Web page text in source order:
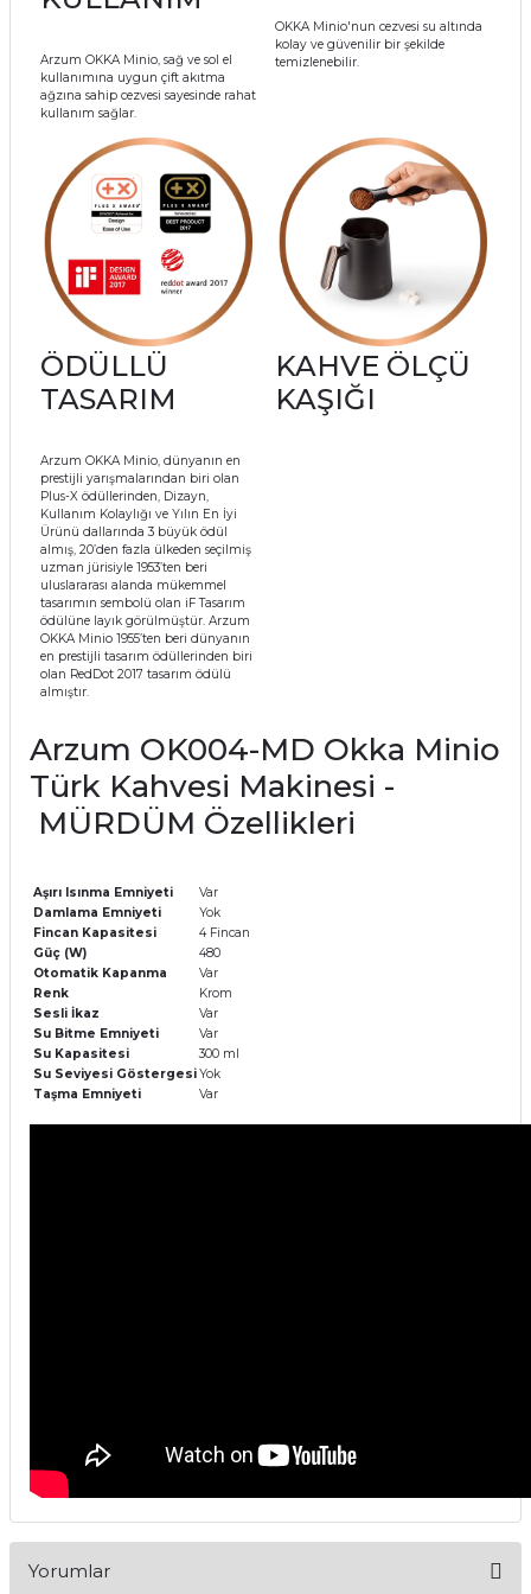
Arzum OKKA Minio, sağ ve sol el
kullanımına uygun çift akıtma
ağzına sahip cezvesi sayesinde rahat
kullanım sağlar.
OKKA Minio'nun cezvesi su altında
kolay ve güvenilir bir şekilde
temizlenebilir.
ÖDÜLLÜ
TASARIM
Arzum OKKA Minio, dünyanın en
prestijli yarışmalarından biri olan
Plus-X ödüllerinden, Dizayn,
Kullanım Kolaylığı ve Yılın En İyi
Ürünü dallarında 3 büyük ödül
almış, 20’den fazla ülkeden seçilmiş
uzman jürisiyle 1953’ten beri
uluslararası alanda mükemmel
tasarımın sembolü olan iF Tasarım
ödülüne layık görülmüştür. Arzum
OKKA Minio 1955’ten beri dünyanın
en prestijli tasarım ödüllerinden biri
olan RedDot 2017 tasarım ödülü
almıştır.
KAHVE ÖLÇÜ
KAŞIĞI
Arzum OK004-MD Okka Minio
Türk Kahvesi Makinesi -
MÜRDÜM Özellikleri
Aşırı Isınma Emniyeti
Var
Damlama Emniyeti
Yok
Fincan Kapasitesi
4 Fincan
Güç (W)
480
Otomatik Kapanma
Var
Renk
Krom
Sesli İkaz
Var
Su Bitme Emniyeti
Var
Su Kapasitesi
300 ml
Su Seviyesi GöstergesiYok
Taşma Emniyeti
Var
Yorumlar